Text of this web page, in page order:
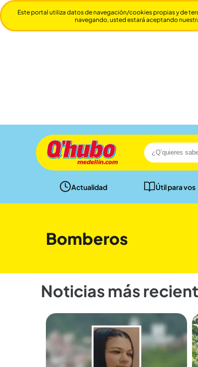
Actualidad Útil para vos
Bomberos
Noticias más
Este portal utiliza datos de navegación/cookies propias y de
navegando, usted estará aceptando